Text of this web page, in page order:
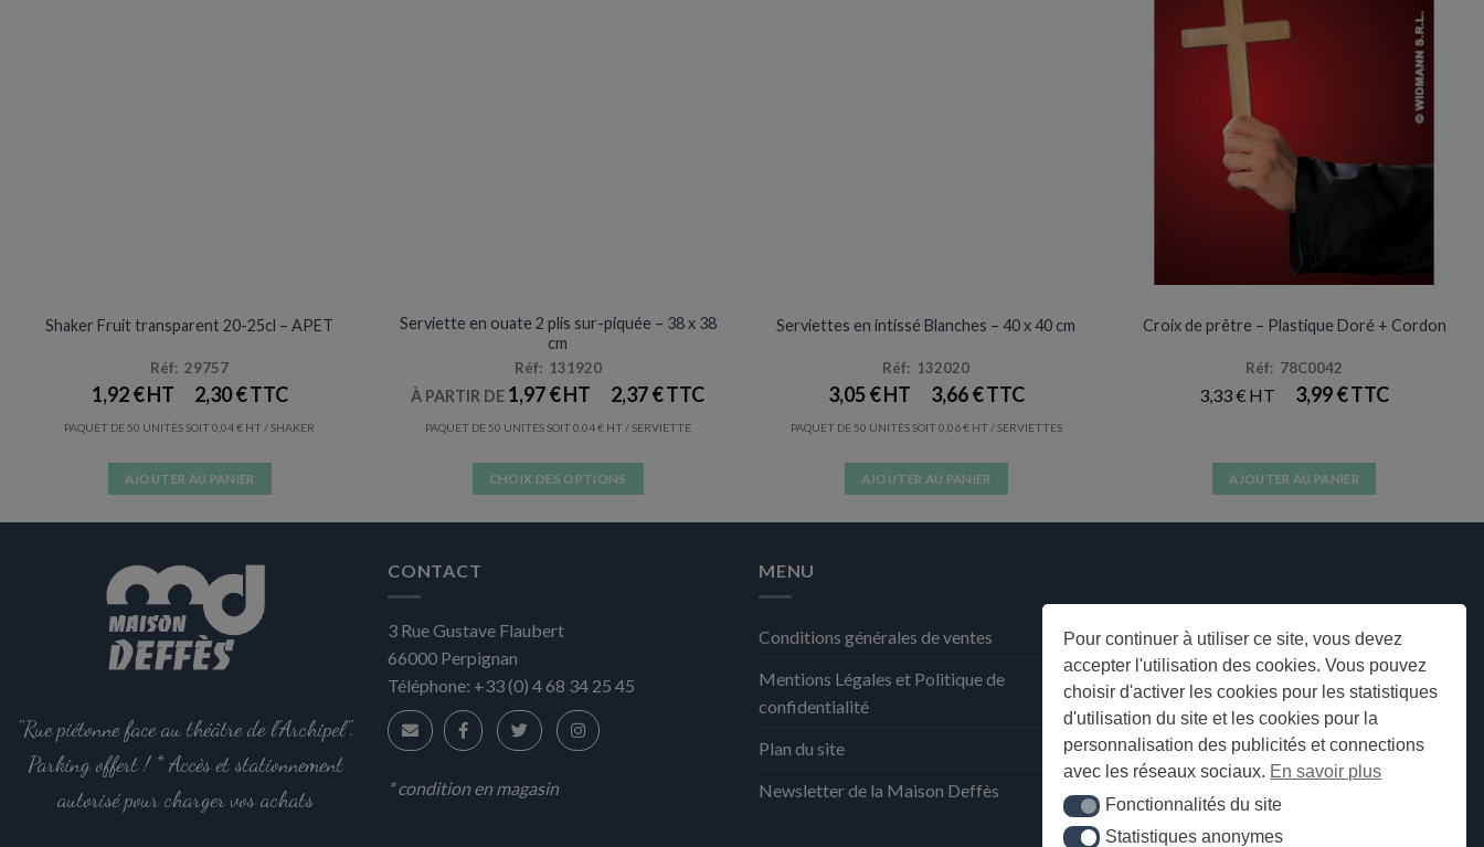
Pour continuer à utiliser ce site, vous devez
accepter l'utilisation des cookies. Vous pouvez
choisir d'activer les cookies pour les statistiques
d'utilisation du site et les cookies pour la
personnalisation des publicités et connections
avec les réseaux sociaux. En savoir plus
Fonctionnalités du site
Fonctionnalités du site
Statistiques anonymes
Statistiques anonymes
Shaker Fruit transparent 20-25cl – APET
Réf: 29757
1,92€ 2,30€
PAQUET DE 50 UNITÉS SOIT 0,04€ / SHAKER
AJOUTER AU PANIER
Serviette en ouate 2 plis sur-piquée – 38 x 38
cm
Réf: 131920
À PARTIR DE 1,97€ 2,37€
PAQUET DE 50 UNITÉS SOIT 0,04€ / SERVIETTE
CHOIX DES OPTIONS
Les
peuvent
être
choisies
la
Serviettes en intissé Blanches – 40 x 40 cm
Réf: 132020
3,05€ 3,66€
PAQUET DE 50 UNITÉS SOIT 0,06€ / SERVIETTES
AJOUTER AU PANIER
Croix de prêtre – Plastique Doré + Cordon
Réf: 78C0042
3,33€ 3,99€
AJOUTER AU PANIER
"Rue piétonne face au théâtre de l'Archipel".
Parking offert ! * Accès et stationnement
autorisé pour charger vos achats
CONTACT
3 Rue Gustave Flaubert
66000 Perpignan
Téléphone: +33 (0) 4 68 34 25 45
* condition en magasin
MENU
Conditions générales de ventes
Mentions Légales et Politique de
confidentialité
Plan du site
Newsletter de la Maison Deffès